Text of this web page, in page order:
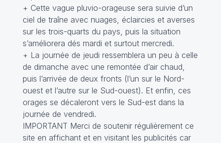
+ Cette vague pluvio-orageuse sera suivie d’un
ciel de traîne avec nuages, éclaircies et averses
sur les trois-quarts du pays, puis la situation
s’améliorera dés mardi et surtout mercredi.
+ La journée de jeudi ressemblera un peu à celle
de dimanche avec une remontée d’air chaud,
puis l’arrivée de deux fronts (l’un sur le Nord-
ouest et l’autre sur le Sud-ouest). Et enfin, ces
orages se décaleront vers le Sud-est dans la
journée de vendredi.
IMPORTANT Merci de soutenir régulièrement ce
site en affichant et en visitant les publicités car